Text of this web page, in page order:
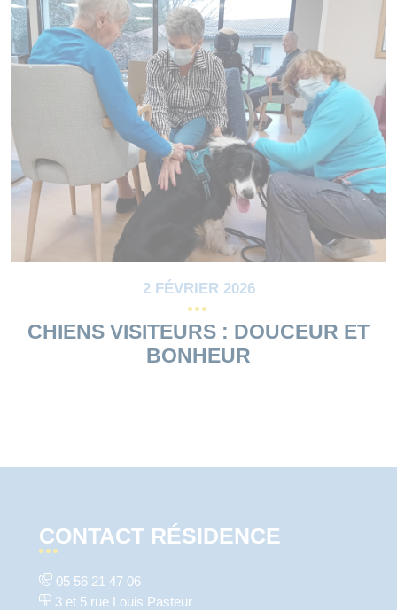
2 FÉVRIER 2026
CHIENS VISITEURS : DOUCEUR ET
BONHEUR
CONTACT RÉSIDENCE
05 56 21 47 06
3 et 5 rue Louis Pasteur